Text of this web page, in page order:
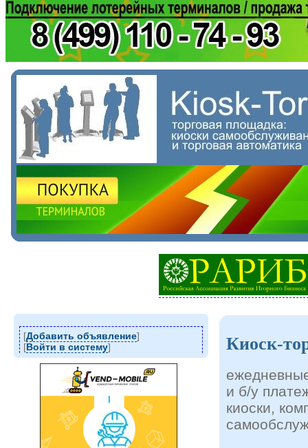
[Добавить объявление]
[Войти в систему] Киоск-
и б/у
киоски,